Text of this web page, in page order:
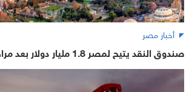
أخبار مصر
صندوق النقد يتيح لمصر 1.8 مليار دولار بعد مراجعتين